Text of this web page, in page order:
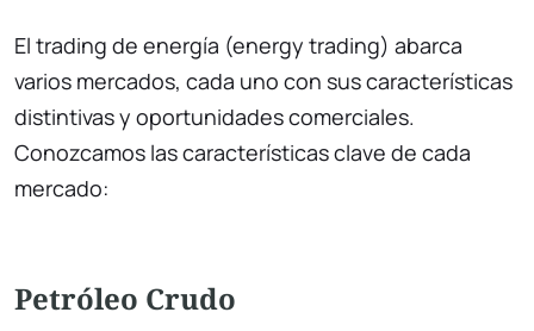
El trading de energía (energy trading) abarca
varios mercados, cada uno con sus características
distintivas y oportunidades comerciales.
Conozcamos las características clave de cada
mercado:
Petróleo Crudo